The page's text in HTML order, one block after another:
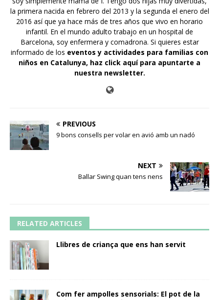
la primera nacida en febrero del 2013 y la segunda el enero del
2016 así que ya hace más de tres años que vivo en horario
infantil. En el mundo adulto trabajo en un hospital de
Barcelona, soy enfermera y comadrona. Si quieres estar
informado de los eventos y actividades para familias con
niños en Catalunya, haz click aquí para apuntarte a
nuestra newsletter.
PREVIOUS
9 bons consells per volar en avió amb un nadó
NEXT
Ballar Swing quan tens nens
RELATED ARTICLES
Llibres de criança que ens han servit
Com fer ampolles sensorials: El pot de la